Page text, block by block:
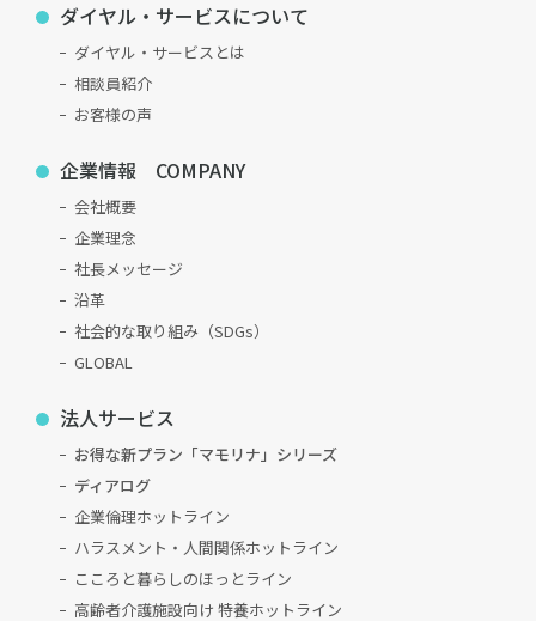
ダイヤル・サービスについて
ダイヤル・サービスとは
相談員紹介
お客様の声
企業情報 COMPANY
会社概要
企業理念
社長メッセージ
沿革
社会的な取り組み（SDGs）
GLOBAL
法人サービス
お得な新プラン「マモリナ」シリーズ
ディアログ
企業倫理ホットライン
ハラスメント・人間関係ホットライン
こころと暮らしのほっとライン
高齢者介護施設向け 特養ホットライン